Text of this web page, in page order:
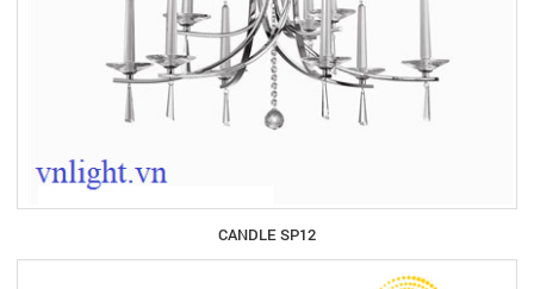
CANDLE SP12